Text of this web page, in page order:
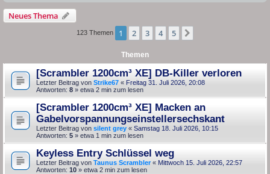
Neues Thema
123 Themen 1 2 3 4 5
Themen
[Scrambler 1200cm³ XE] DB-Killer verloren
Letzter Beitrag von Strike67 « Freitag 31. Juli 2026, 20:08
Antworten: 8 » etwa 2 min zum lesen
[Scrambler 1200cm³ XE] Macken an
Gabelvorspannungseinstellersechskant
Letzter Beitrag von silent grey « Samstag 18. Juli 2026, 10:15
Antworten: 5 » etwa 1 min zum lesen
Keyless Entry Schlüssel weg
Letzter Beitrag von Taunus Scrambler« Mittwoch 15. Juli 2026, 22:57
Antworten: 10 » etwa 2 min zum lesen